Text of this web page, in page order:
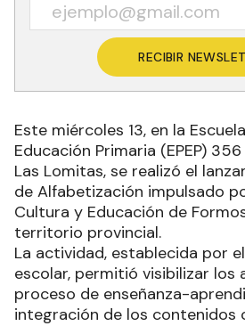
RECIBIR
Este miércoles 13, en la
Educación Primaria (EPEP)
Las Lomitas, se realizó el
de Alfabetización impulsado
Cultura y Educación de
territorio provincial.
La actividad, establecida por
escolar, permitió visibilizar los
proceso de enseñanza-
integración de los contenidos